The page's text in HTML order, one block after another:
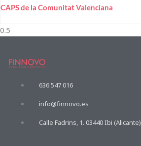
CAPS de la Comunitat Valenciana
636 547 016
info@finnovo.es
Calle Fadrins, 1. 03440 Ibi (Alicante)